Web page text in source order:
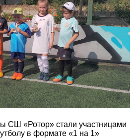
СШ «Ротор» стали участницами
в формате «1 на 1»